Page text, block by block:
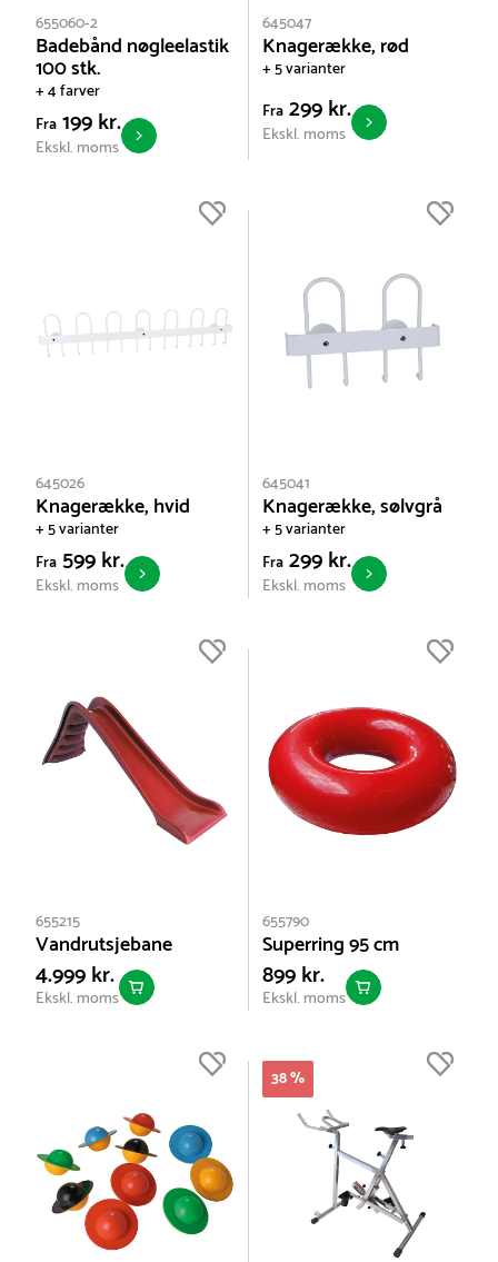
655060-2
Badebånd nøgleelastik
100 stk.
+ 4 farver
Fra 199 kr.
Ekskl. moms
645047
Knagerække, rød
+ 5 varianter
Fra 299 kr.
Ekskl. moms
645026
Knagerække, hvid
+ 5 varianter
Fra 599 kr.
Ekskl. moms
645041
Knagerække, sølvgrå
+ 5 varianter
Fra 299 kr.
Ekskl. moms
655215
Vandrutsjebane
4.999 kr.
Ekskl. moms
655790
Superring 95 cm
899 kr.
Ekskl. moms
38 %